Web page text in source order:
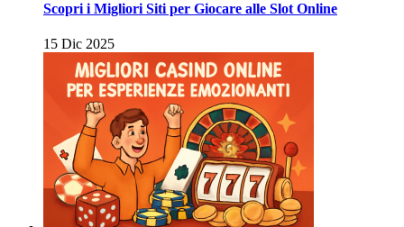
Scopri i Migliori Siti per Giocare alle Slot Online
15 Dic 2025